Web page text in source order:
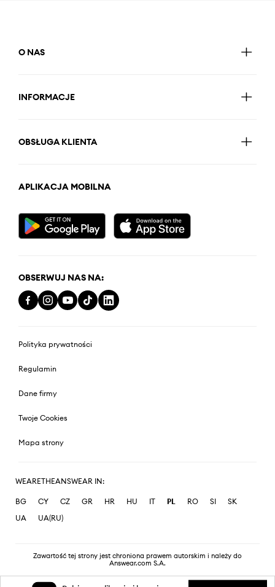
O NAS
INFORMACJE
OBSŁUGA KLIENTA
APLIKACJA MOBILNA
OBSERWUJ NAS NA:
Polityka prywatności
Regulamin
Dane firmy
Twoje Cookies
Mapa strony
WEARETHEANSWEAR IN:
BG CY CZ GR HR HU IT PL RO SI
SK
UA
UA(RU)
Zawartość tej strony jest chroniona prawem autorskim i należy do
Answear.com S.A.